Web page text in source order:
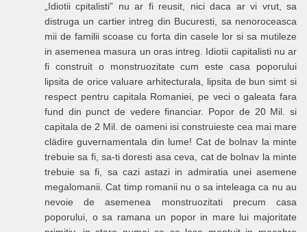
„Idiotii cpitalisti” nu ar fi reusit, nici daca ar vi vrut, sa
distruga un cartier intreg din Bucuresti, sa nenoroceasca
mii de familii scoase cu forta din casele lor si sa mutileze
in asemenea masura un oras intreg. Idiotii capitalisti nu ar
fi construit o monstruozitate cum este casa poporului
lipsita de orice valuare arhitecturala, lipsita de bun simt si
respect pentru capitala Romaniei, pe veci o galeata fara
fund din punct de vedere financiar. Popor de 20 Mil. si
capitala de 2 Mil. de oameni isi construieste cea mai mare
clädire guvernamentala din lume! Cat de bolnav la minte
trebuie sa fi, sa-ti doresti asa ceva, cat de bolnav la minte
trebuie sa fi, sa cazi astazi in admiratia unei asemene
megalomanii. Cat timp romanii nu o sa inteleaga ca nu au
nevoie de asemenea monstruozitati precum casa
poporului, o sa ramana un popor in mare lui majoritate